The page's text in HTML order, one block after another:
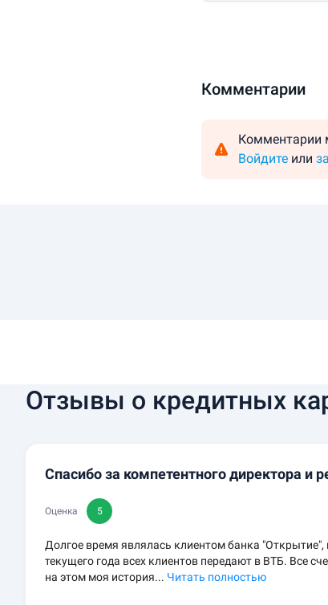
Комментарии
Комментарии
Войдитеили
Отзывы о кредитных
Спасибо за компетентного директора и
Оценка 5
Долгое время являлась клиентом банка "Открытие",
текущего года всех клиентов передают в ВТБ. Все
на этом моя история... Читать полностью